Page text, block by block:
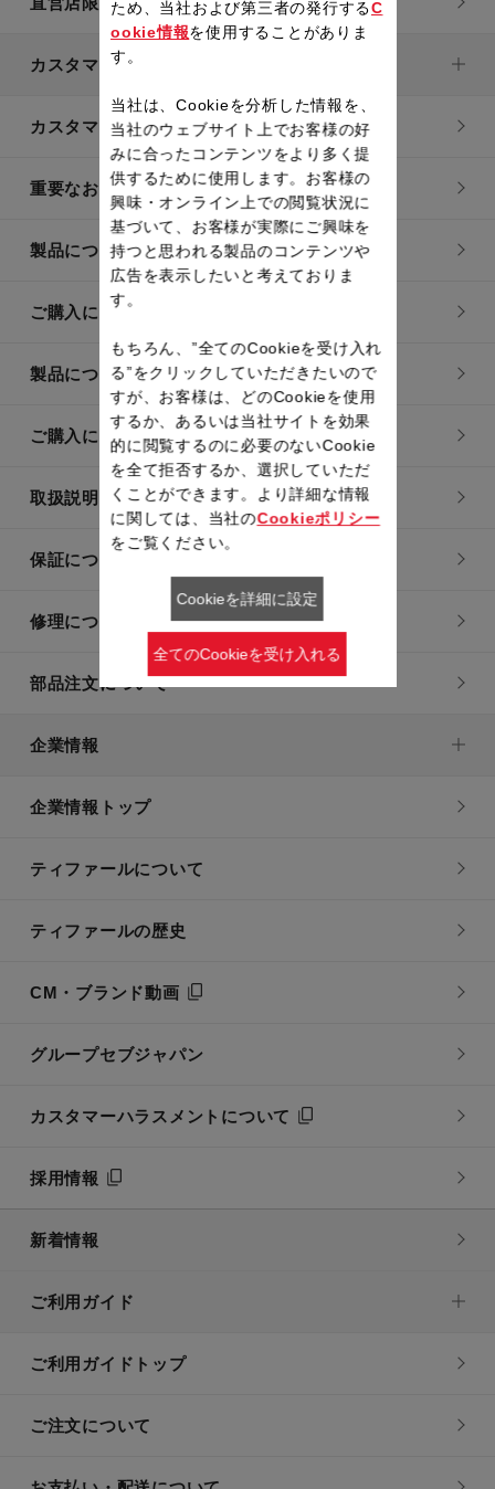
カスタマーサービス
カスタマーサービストップ
重要なお知らせ
製品についてのよくあるご質問
ご購入についてのよくあるご質問
製品についてのお問い合わせ
ご購入についてのお問い合わせ
取扱説明書
保証について
修理について
部品注文について
企業情報
企業情報トップ
ティファールについて
ティファールの歴史
CM・ブランド動画
グループセブジャパン
カスタマーハラスメントについて
採用情報
新着情報
ご利用ガイド
ご利用ガイドトップ
ご注文について
ため、当社および第三者の発行するC
ookie情報を使用することがありま
す。
当社は、Cookieを分析した情報を、
当社のウェブサイト上でお客様の好
みに合ったコンテンツをより多く提
供するために使用します。お客様の
興味・オンライン上での閲覧状況に
基づいて、お客様が実際にご興味を
持つと思われる製品のコンテンツや
広告を表示したいと考えておりま
す。
もちろん、”全てのCookieを受け入れ
る”をクリックしていただきたいので
すが、お客様は、どのCookieを使用
するか、あるいは当社サイトを効果
的に閲覧するのに必要のないCookie
を全て拒否するか、選択していただ
くことができます。より詳細な情報
に関しては、当社のCookieポリシー
をご覧ください。
Cookieを詳細に設定
全てのCookieを受け入れる